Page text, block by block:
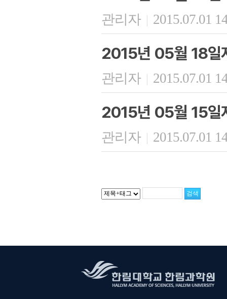
관리자 | 2015.07.01
2015년 05월 18일
관리자 | 2015.07.01
2015년 05월 15일
관리자 | 2015.07.01